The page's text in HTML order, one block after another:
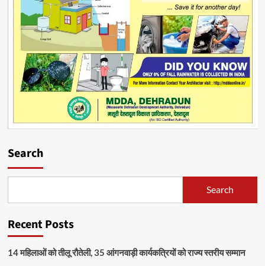
Search
Search
Recent Posts
14 महिलाओं को तीलू रौतेली, 35 आंगनवाड़ी कार्यकत्रियों को राज्य स्तरीय सम्मान